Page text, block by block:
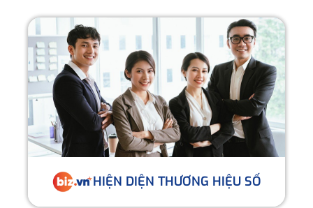
HIỆN DIỆN THƯƠNG HIỆU SỐ